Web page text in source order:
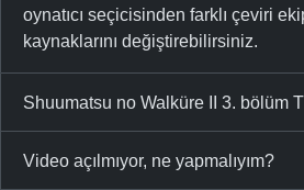
oynatıcı seçicisinden farklı çeviri
kaynaklarını değiştirebilirsiniz.
Shuumatsu no Walküre II 3. bölüm
Video açılmıyor, ne yapmalıyım?